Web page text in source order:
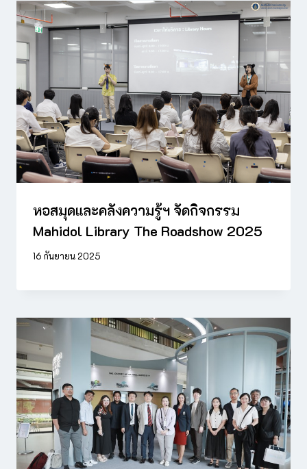
หอสมุดและคลังความรู้ฯ จัดกิจกรรม
Mahidol Library The Roadshow 2025
16 กันยายน 2025